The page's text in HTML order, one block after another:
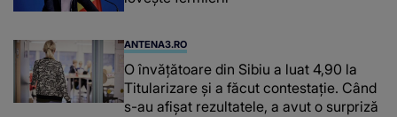
ANTENA3.RO
O învățătoare din Sibiu a luat 4,90 la
Titularizare și a făcut contestație. Când
s-au afișat rezultatele, a avut o surpriză